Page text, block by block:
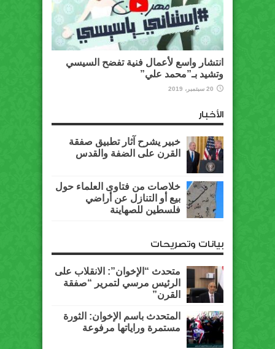
انتشار واسع لأعمال فنية تفضح السيسي
وتشيد بـ”محمد علي”
20 سبتمبر، 2019
الأخبار
خبير يشرح آثار تطبيق صفقة
القرن على الضفة والقدس
خلاصات من فتاوى العلماء حول
بيع أو التنازل عن أراضي
فلسطين للصهاينة
بيانات وتصريحات
متحدث “الإخوان”: الانقلاب على
الرئيس مرسي لتمرير “صفقة
القرن”
المتحدث باسم الإخوان: الثورة
مستمرة وراياتها مرفوعة